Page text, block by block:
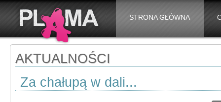
STRONA GŁÓWNA
AKTUALNOŚCI
Za chałupą w dali...